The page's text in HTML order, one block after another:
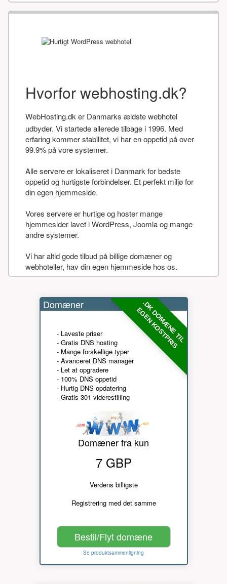
Hvorfor webhosting.dk?
WebHosting.dk er Danmarks ældste webhotel
udbyder. Vi startede allerede tilbage i 1996. Med
erfaring kommer stabilitet, vi har en oppetid på over
99.9% på vore systemer.
Alle servere er lokaliseret i Danmark for bedste
oppetid og hurtigste forbindelser. Et perfekt miljø for
din egen hjemmeside.
Vores servere er hurtige og hoster mange
hjemmesider lavet i WordPress, Joomla og mange
andre systemer.
Vi har altid gode tilbud på billige domæner og
webhoteller, hav din egen hjemmeside hos os.
.DK DOMÆNE TIL
EGEN KOSTPRIS
Domæner
- Laveste priser
- Gratis DNS hosting
- Mange forskellige typer
- Avanceret DNS manager
- Let at opgradere
- 100% DNS oppetid
- Hurtig DNS opdatering
- Gratis 301 viderestilling
Domæner fra kun
7 GBP
Verdens billigste
Registrering med det samme
Bestil/Flyt domæne
Se produktsammenligning